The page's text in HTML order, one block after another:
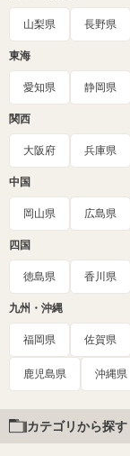
山梨県 長野県
東海
愛知県 静岡県
関西
大阪府 兵庫県
中国
岡山県 広島県
四国
徳島県 香川県
九州・沖縄
福岡県 佐賀県
鹿児島県 沖縄県
カテゴリから探す